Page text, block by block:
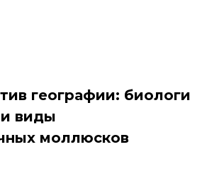
географии: биологи
виды
моллюсков